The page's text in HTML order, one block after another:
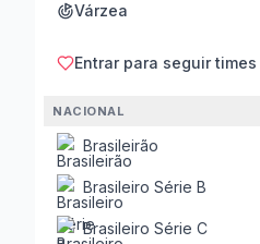
Várzea
Entrar para seguir times
NACIONAL
Brasileirão
Brasileiro Série B
Brasileiro Série C